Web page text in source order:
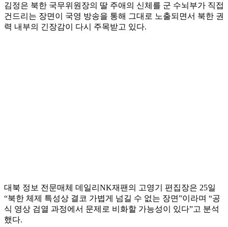
김정은 북한 국무위원장의 딸 주애의 신체를 군 수뇌부가 직접
건드리는 장면이 국영 방송을 통해 그대로 노출되면서 북한 권
력 내부의 긴장감이 다시 주목받고 있다.
대북 정보 전문매체 데일리NK재팬의 고영기 편집장은 25일
“북한 체제 특성상 결코 가볍게 넘길 수 없는 장면”이라며 “공
식 영상 검열 과정에서 문제로 비화할 가능성이 있다”고 분석
했다.